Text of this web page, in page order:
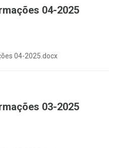
04-2025
04-2025.docx
03-2025